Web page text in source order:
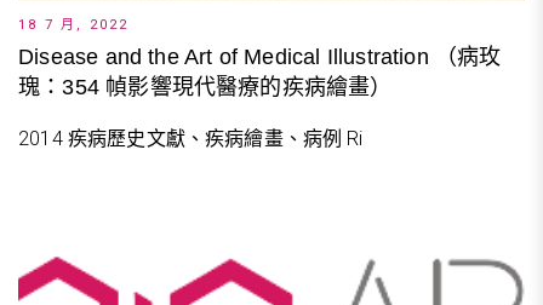
18 7 月, 2022
Disease and the Art of Medical Illustration （病玫
瑰：354 幀影響現代醫療的疾病繪畫）
2014 疾病歷史文獻、疾病繪畫、病例 Ri